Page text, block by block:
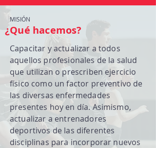
MISIÓN
¿Qué hacemos?
Capacitar y actualizar a todos
aquellos profesionales de la salud
que utilizan o prescriben ejercicio
físico como un factor preventivo de
las diversas enfermedades
presentes hoy en día. Asimismo,
actualizar a entrenadores
deportivos de las diferentes
disciplinas para incorporar nuevos